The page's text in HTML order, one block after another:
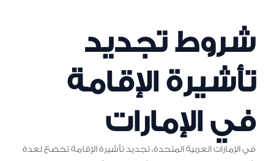
شروط تجديد
تأشيرة الإقامة
في الإمارات
في الإمارات العربية المتحدة، تجديد تأشيرة الإقامة تخضع لعدة